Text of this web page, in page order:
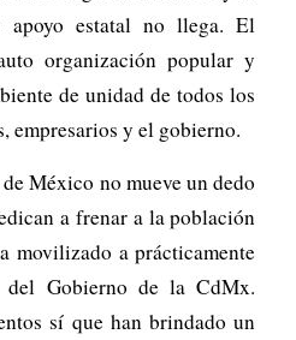
estatal no llega. El
organización popular y
de unidad de todos los
empresarios y el gobierno.
México no mueve un dedo
a frenar a la población
movilizado a prácticamente
del Gobierno de la CdMx.
sí que han brindado un